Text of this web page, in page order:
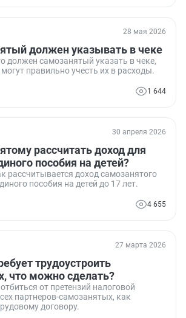
28 мая 2026
должен указывать в чеке
должен самозанятый указать в чеке,
правильно учесть их в расходы.
1 644
30 апреля 2026
рассчитать доход для
пособия на детей?
рассчитывается доход самозанятого
пособия на детей до 17 лет.
4 655
27 марта 2026
трудоустроить
что можно сделать?
от претензий налоговой
партнеров-самозанятых, как
договору.